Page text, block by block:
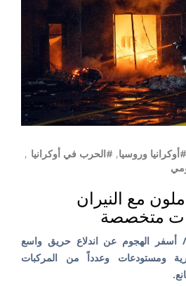
#أوكرانيا وروسيا, #الحرب في أوكرانيا ,
مع النيران
متخصصة
/ أسفر الهجوم عن اندلاع حريق واسع
ومستودعات وعدداً من المركبات